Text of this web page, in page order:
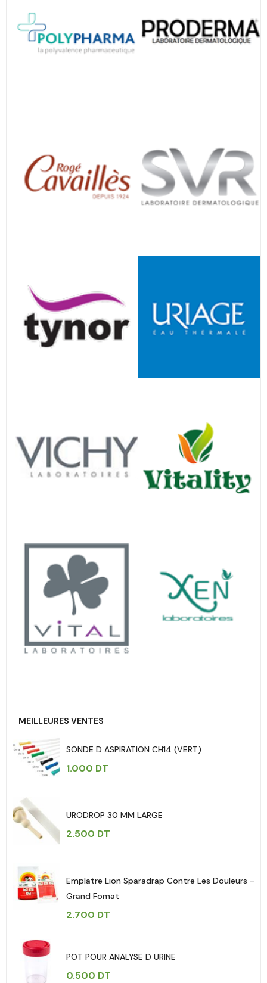
MEILLEURES VENTES
SONDE D ASPIRATION CH14 (VERT)
1.000 DT
URODROP 30 MM LARGE
2.500 DT
Emplatre Lion Sparadrap Contre Les Douleurs -
Grand Fomat
2.700 DT
POT POUR ANALYSE D URINE
0.500 DT